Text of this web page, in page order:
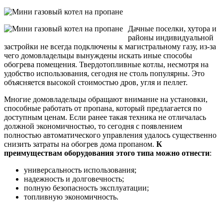
Дачные поселки, хутора и
районы индивидуальной
застройки не всегда подключены к магистральному газу, из-за
чего домовладельцы вынуждены искать иные способы
обогрева помещения. Твердотопливные котлы, несмотря на
удобство использования, сегодня не столь популярны. Это
объясняется высокой стоимостью дров, угля и пеллет.
Многие домовладельцы обращают внимание на установки,
способные работать от пропана, который предлагается по
доступным ценам. Если ранее такая техника не отличалась
должной экономичностью, то сегодня с появлением
полностью автоматического управления удалось существенно
снизить затраты на обогрев дома пропаном. К
преимуществам оборудования этого типа можно отнести:
универсальность использования;
надежность и долговечность;
полную безопасность эксплуатации;
топливную экономичность.